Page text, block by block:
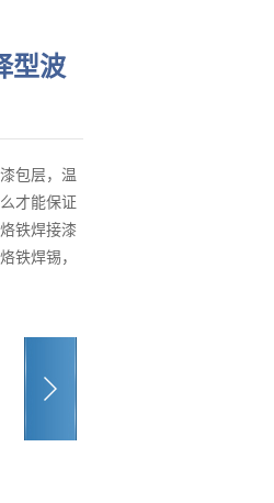
型波
包层，温
才能保证
铁焊接漆
铁焊锡，